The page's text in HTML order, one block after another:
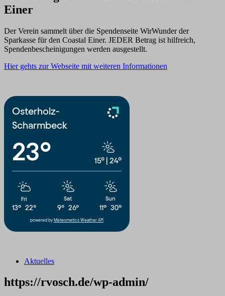
Einer
Der Verein sammelt über die Spendenseite WirWunder der
Sparkasse für den Coastal Einer. JEDER Betrag ist hilfreich,
Spendenbescheinigungen werden ausgestellt.
Hier gehts zur Webseite mit weiteren Informationen
Osterholz-
Scharmbeck
23° 15° 24°
Fri
13° 22°
Sat
9° 26°
Sun
11° 30°
powered by Meteometics Weather API
Aktuelles
https://rvosch.de/wp-admin/